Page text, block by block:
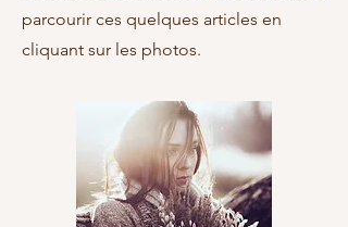
parcourir ces quelques articles en
cliquant sur les photos.